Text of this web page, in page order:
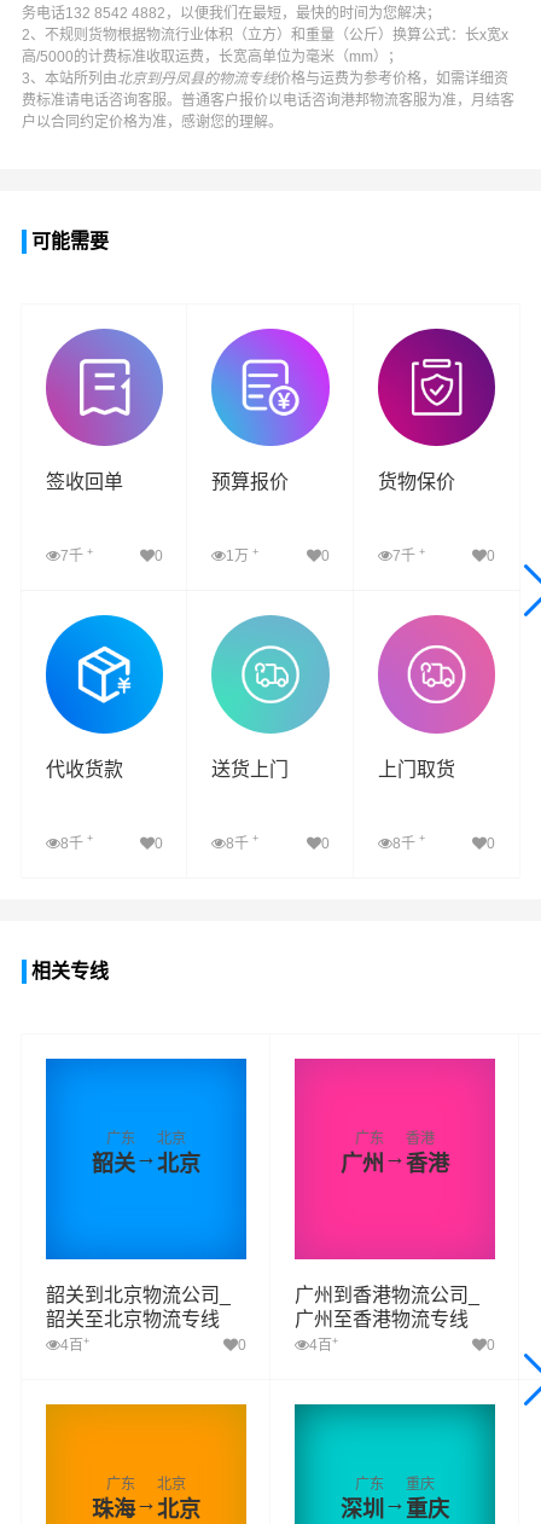
务电话132 8542 4882 ，以便我们在最短，最快的时间为您解决；
2、不规则货物根据物流行业体积（立方）和重量（公斤）换算公式：长x宽x
高/5000的计费标准收取运费，长宽高单位为毫米（mm）；
3、本站所列由北京到丹凤县的物流专线价格与运费为参考价格，如需详细资
费标准请电话咨询客服。普通客户报价以电话咨询港邦物流客服为准，月结客
户以合同约定价格为准，感谢您的理解。
可能需要
签收回单
7千 + 0
查看详细
预算报价
1万+ 0
查看详细
货物保价
7千 + 0
查看详细
代收货款
8千 + 0
送货上门
8千+ 0
上门取货
8千 + 0
相关专线
广东
韶关→
北京
北京
韶关到北京物流公司_
韶关至北京物流专线
4百 + 0
广东
广州 →
香港
香港
广州到香港物流公司_
广州至香港物流专线
4百 + 0
广东
珠海→
北京
北京
广东
深圳→
重庆
重庆